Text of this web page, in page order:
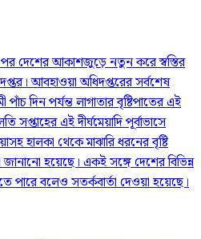
পর দেশের আকাশজুড়ে নতুন করে স্বস্তির
আবহাওয়া অধিদপ্তরের সর্বশেষ
দিন পর্যন্ত লাগাতার বৃষ্টিপাতের এই
সপ্তাহের এই দীর্ঘমেয়াদি পূর্বাভাসে
হালকা থেকে মাঝারি ধরনের বৃষ্টি
হয়েছে। একই সঙ্গে দেশের বিভিন্ন
পারে বলেও সতর্কবার্তা দেওয়া হয়েছে।